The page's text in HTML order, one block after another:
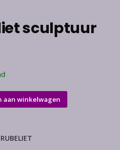
sculptuur
aan winkelwagen
RUBELIET